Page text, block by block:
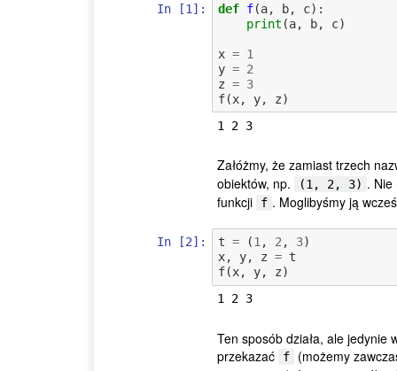
In [1]: def f(a, b, c):
print (a, b, c)
x = 1
y = 2
z = 3
f(x, y, z)
1 2 3
Załóżmy, że zamiast trzech
obiektów, np.
(1, 2, 3) . Nie
funkcji
f . Moglibyśmy ją
In [2]: t = (1 , 2 , 3)
x, y, z = t
f(x, y, z)
1 2 3
Ten sposób działa, ale jedynie
przekazać
f
(możemy